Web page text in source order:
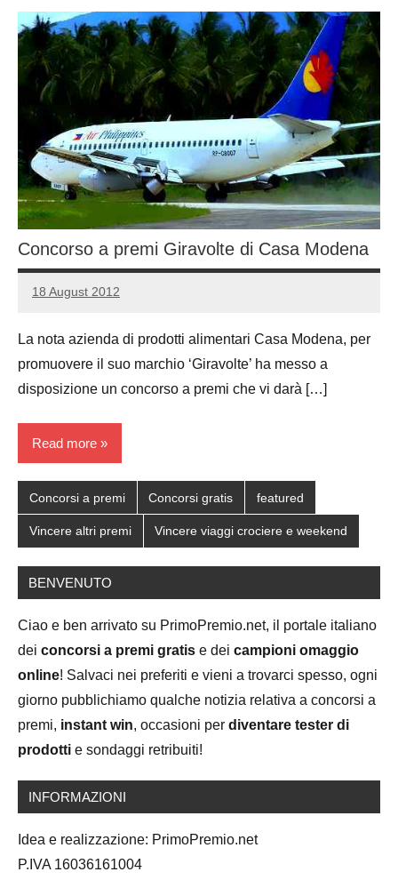
Concorso a premi Giravolte di Casa Modena
18 August 2012
Luca
No
La nota azienda di prodotti alimentari Casa Modena, per
promuovere il suo marchio ‘Giravolte’ ha messo a
disposizione un concorso a premi che vi darà […]
Read more
Concorsi a premi Concorsi gratis featured
Vincere altri premi Vincere viaggi crociere e weekend
BENVENUTO
Ciao e ben arrivato su PrimoPremio.net, il portale italiano
dei concorsi a premi gratis e dei campioni omaggio
online! Salvaci nei preferiti e vieni a trovarci spesso, ogni
giorno pubblichiamo qualche notizia relativa a concorsi a
premi, instant win, occasioni per diventare tester di
prodotti e sondaggi retribuiti!
INFORMAZIONI
Idea e realizzazione: PrimoPremio.net
P.IVA 16036161004